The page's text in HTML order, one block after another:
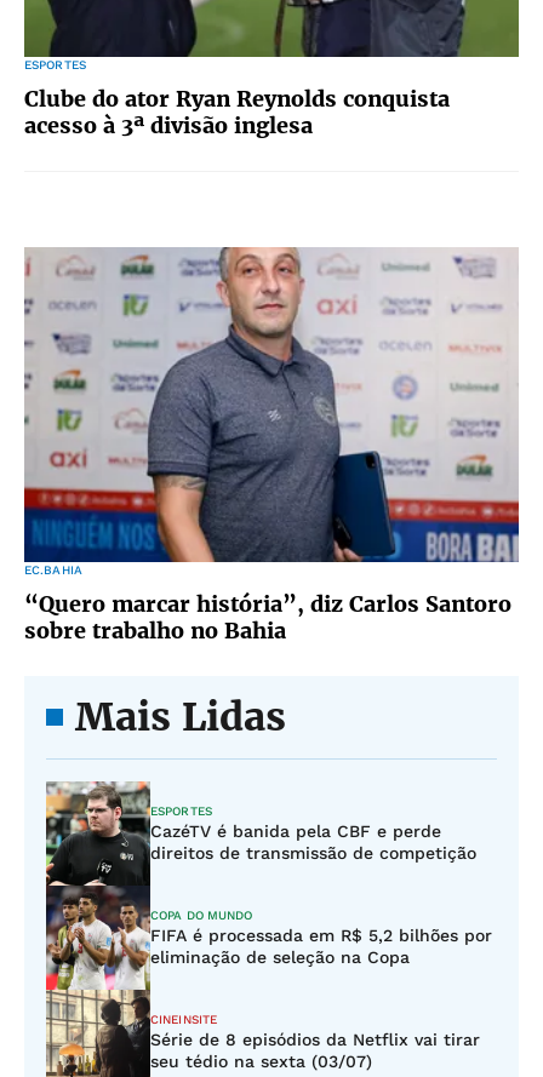
ESPORTES
Clube do ator Ryan Reynolds conquista
acesso à 3ª divisão inglesa
EC.BAHIA
“Quero marcar história”, diz Carlos Santoro
sobre trabalho no Bahia
Mais Lidas
ESPORTES
CazéTV é banida pela CBF e perde
direitos de transmissão de competição
COPA DO MUNDO
FIFA é processada em R$ 5,2 bilhões por
eliminação de seleção na Copa
CINEINSITE
Série de 8 episódios da Netflix vai tirar
seu tédio na sexta (03/07)